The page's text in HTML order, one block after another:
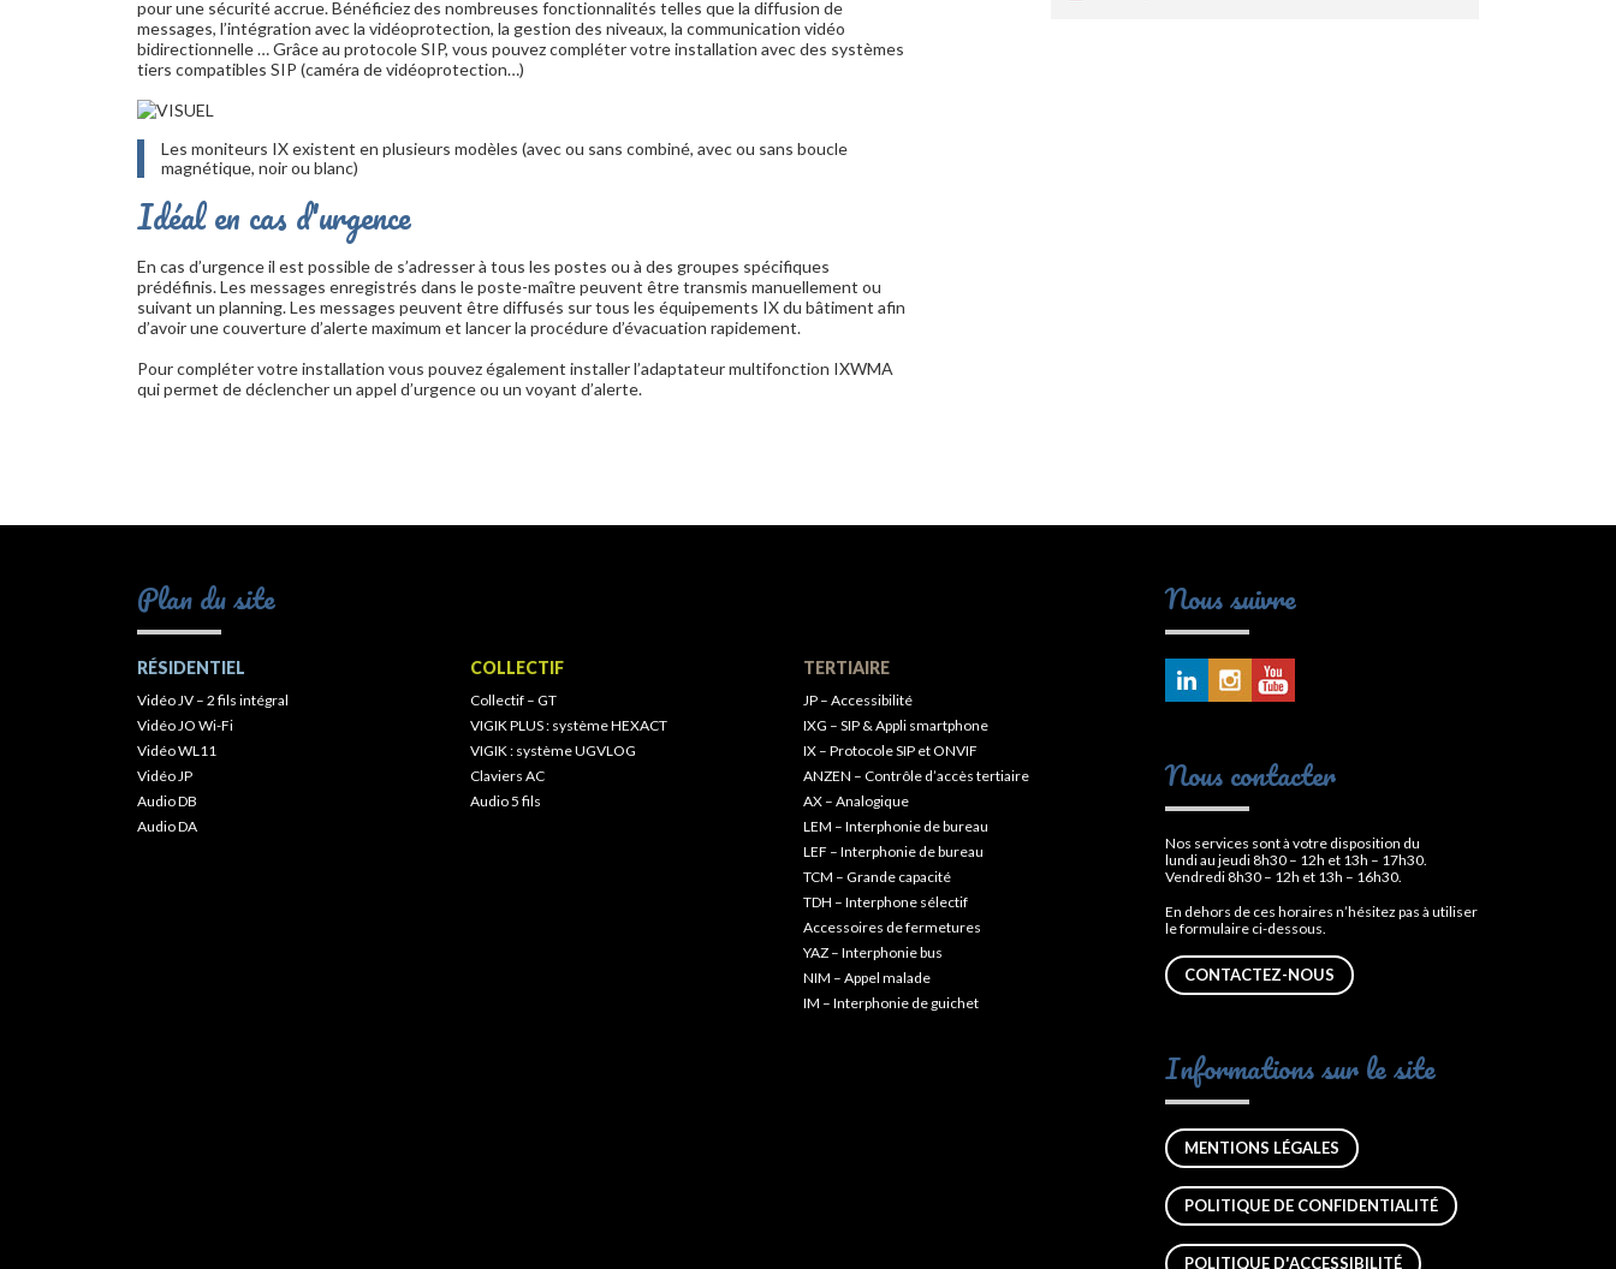
pour une sécurité accrue. Bénéficiez des nombreuses fonctionnalités telles que la diffusion de
messages, l’intégration avec la vidéoprotection, la gestion des niveaux, la communication vidéo
bidirectionnelle … Grâce au protocole SIP, vous pouvez compléter votre installation avec des systèmes
tiers compatibles SIP (caméra de vidéoprotection…)
Les moniteurs IX existent en plusieurs modèles (avec ou sans combiné, avec ou sans boucle
magnétique, noir ou blanc)
Idéal en cas d'urgence
En cas d’urgence il est possible de s’adresser à tous les postes ou à des groupes spécifiques
prédéfinis. Les messages enregistrés dans le poste-maître peuvent être transmis manuellement ou
suivant un planning. Les messages peuvent être diffusés sur tous les équipements IX du bâtiment afin
d’avoir une couverture d’alerte maximum et lancer la procédure d’évacuation rapidement.
Pour compléter votre installation vous pouvez également installer l’adaptateur multifonction IXWMA
qui permet de déclencher un appel d’urgence ou un voyant d’alerte.
Plan du site
RÉSIDENTIEL
Vidéo JV – 2 fils intégral
Vidéo JO Wi-Fi
Vidéo WL11
Vidéo JP
Audio DB
Audio DA
COLLECTIF
Collectif – GT
VIGIK PLUS : système HEXACT
VIGIK : système UGVLOG
Claviers AC
Audio 5 fils
TERTIAIRE
JP – Accessibilité
IXG – SIP & Appli smartphone
IX – Protocole SIP et ONVIF
ANZEN – Contrôle d’accès tertiaire
AX – Analogique
LEM – Interphonie de bureau
LEF – Interphonie de bureau
TCM – Grande capacité
TDH – Interphone sélectif
Accessoires de fermetures
YAZ – Interphonie bus
NIM – Appel malade
IM – Interphonie de guichet
Nous suivre
Nous contacter
Nos services sont à votre disposition du
lundi au jeudi 8h30 – 12h et 13h – 17h30.
Vendredi 8h30 – 12h et 13h – 16h30.
En dehors de ces horaires n’hésitez pas à utiliser
le formulaire ci-dessous.
CONTACTEZ-NOUS
Informations sur le site
MENTIONS LÉGALES
POLITIQUE DE CONFIDENTIALITÉ
POLITIQUE D'ACCESSIBILITÉ